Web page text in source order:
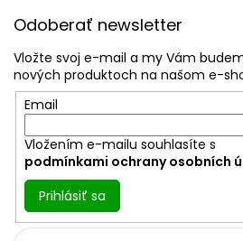
Odoberať newsletter
Vložte svoj e-mail a my Vám
nových produktoch na našom e-
Email
Vložením e-mailu souhlasíte s
podmínkami ochrany osobních
Prihlásiť sa